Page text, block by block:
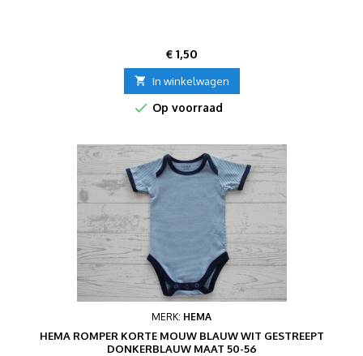
Prijs
€ 1,50
 In winkelwagen
 Op voorraad
MERK: HEMA
HEMA ROMPER KORTE MOUW BLAUW WIT GESTREEPT
DONKERBLAUW MAAT 50-56